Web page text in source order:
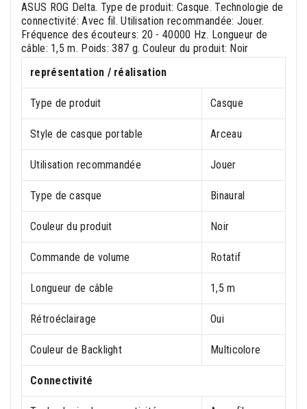
ASUS ROG Delta. Type de produit: Casque. Technologie de
connectivité: Avec fil. Utilisation recommandée: Jouer.
Fréquence des écouteurs: 20 - 40000 Hz. Longueur de
câble: 1,5 m. Poids: 387 g. Couleur du produit: Noir
représentation / réalisation
Type de produit Casque
Style de casque portable Arceau
Utilisation recommandée Jouer
Type de casque Binaural
Couleur du produit Noir
Commande de volume Rotatif
Longueur de câble 1,5 m
Rétroéclairage Oui
Couleur de Backlight Multicolore
Connectivité